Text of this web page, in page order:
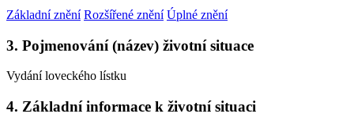
Základní znění Rozšířené znění Úplné znění
3. Pojmenování (název) životní situace
Vydání loveckého lístku
4. Základní informace k životní situaci